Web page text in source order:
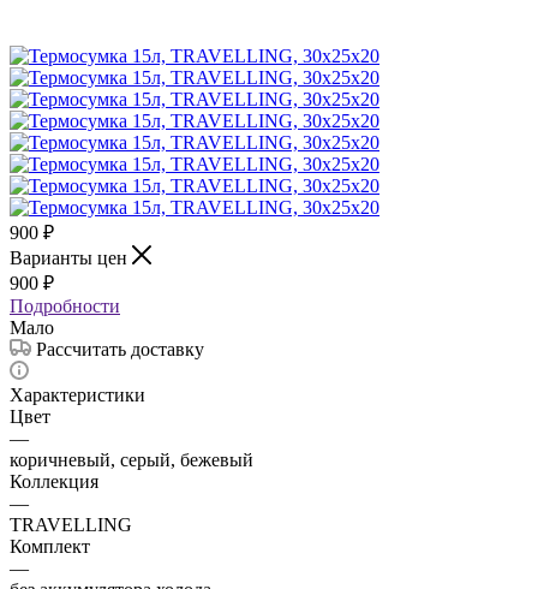
900 ₽
Варианты цен
900 ₽
Подробности
Мало
Рассчитать доставку
Характеристики
Цвет
—
коричневый, серый, бежевый
Коллекция
—
TRAVELLING
Комплект
—